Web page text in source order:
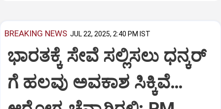
BREAKING NEWS JUL 22, 2025, 2:40 PM IST
ಭಾರತಕ್ಕೆ ಸೇವೆ ಸಲ್ಲಿಸಲು ಧನ್ಕರ್‌
ಗೆ ಹಲವು ಅವಕಾಶ ಸಿಕ್ಕಿವೆ…